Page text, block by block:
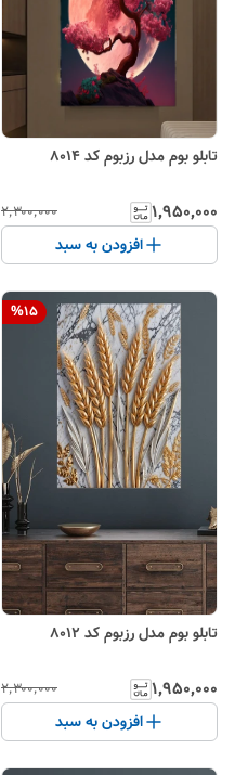
تابلو بوم مدل رزبوم کد 8014
۱٬۹۵۰٬۰۰۰ ۲٬۳۰۰٬۰۰۰
افزودن به سبد
%15
تابلو بوم مدل رزبوم کد 8012
۱٬۹۵۰٬۰۰۰ ۲٬۳۰۰٬۰۰۰
افزودن به سبد